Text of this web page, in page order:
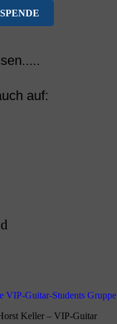
SPENDE
auf:
VIP-Guitar-Students Gruppe
Keller – VIP-Guitar